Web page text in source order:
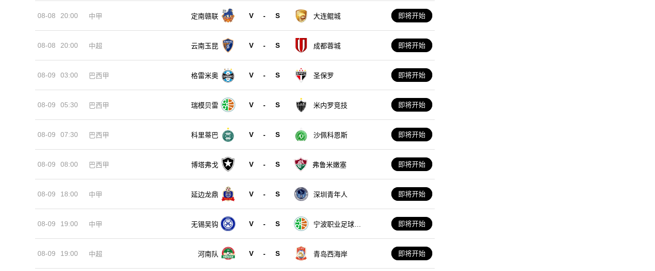
08-08 20:00 中甲 定南赣联 V - S 大连鲲城 即将开始
08-08 20:00 中超 云南玉昆 V - S 成都蓉城 即将开始
08-09 03:00 巴西甲 格雷米奥 V - S 圣保罗 即将开始
08-09 05:30 巴西甲 瑞模贝雷 V - S 米内罗竞技 即将开始
08-09 07:30 巴西甲 科里蒂巴 V - S 沙佩科恩斯 即将开始
08-09 08:00 巴西甲 博塔弗戈 V - S 弗鲁米嫩塞 即将开始
08-09 18:00 中甲 延边龙鼎 V - S 深圳青年人 即将开始
08-09 19:00 中甲 无锡吴钩 V - S
宁波职业足球俱
即将开始
08-09 19:00 中超 河南队 V - S 青岛西海岸 即将开始